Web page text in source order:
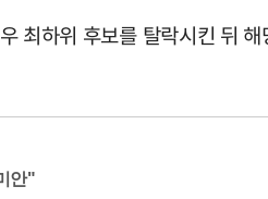
최하위 후보를 탈락시킨 뒤
안"